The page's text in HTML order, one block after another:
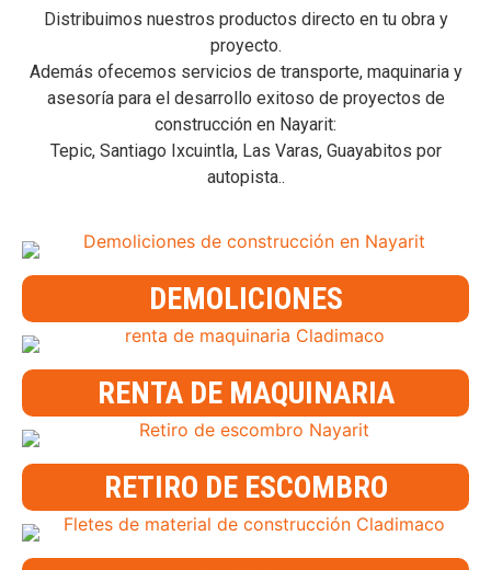
Distribuimos nuestros productos directo en tu obra y
proyecto.
Además ofecemos servicios de transporte, maquinaria y
asesoría para el desarrollo exitoso de proyectos de
construcción en Nayarit:
Tepic, Santiago Ixcuintla, Las Varas, Guayabitos por
autopista..
DEMOLICIONES
RENTA DE MAQUINARIA
RETIRO DE ESCOMBRO